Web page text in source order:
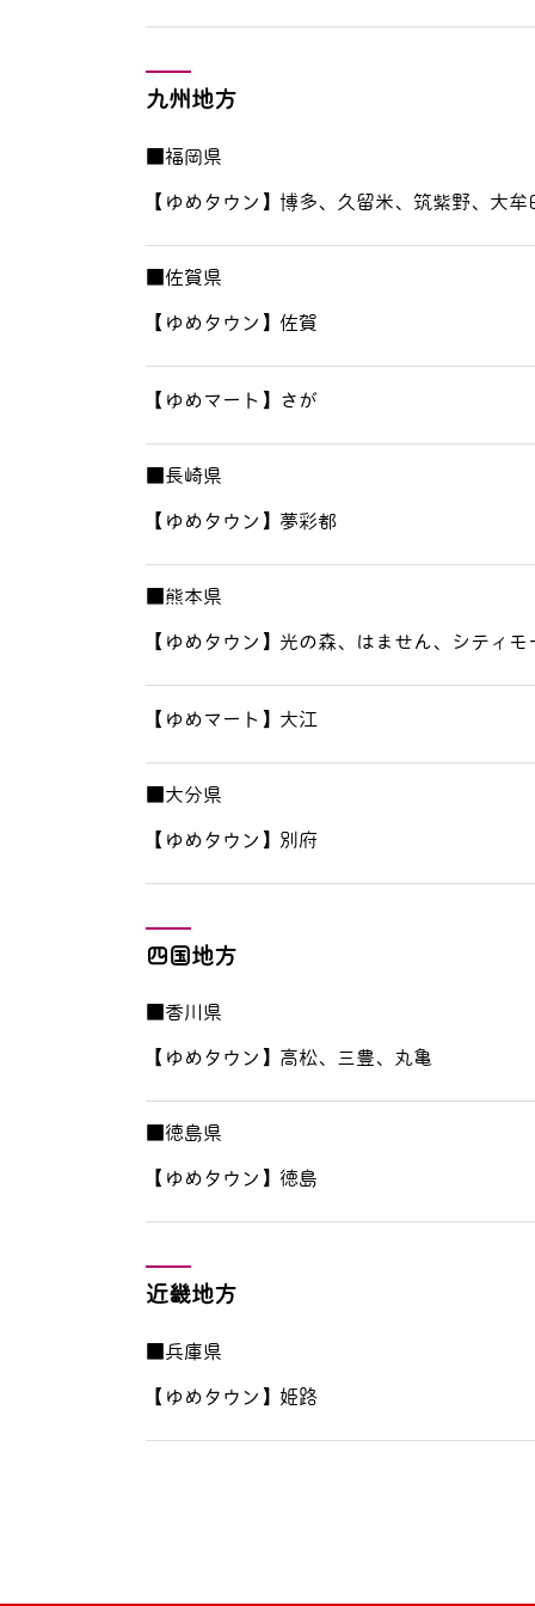
九州地方
■福岡県
【ゆめタウン】博多、久留米、筑紫野、大
■佐賀県
【ゆめタウン】佐賀
【ゆめマート】さが
■長崎県
【ゆめタウン】夢彩都
■熊本県
【ゆめタウン】光の森、はません、シティモ
【ゆめマート】大江
■大分県
【ゆめタウン】別府
四国地方
■香川県
【ゆめタウン】高松、三豊、丸亀
■徳島県
【ゆめタウン】徳島
近畿地方
■兵庫県
【ゆめタウン】姫路